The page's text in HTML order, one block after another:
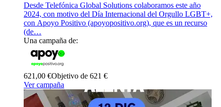
Desde Telefónica Global Solutions colaboramos este año
2024, con motivo del Día Internacional del Orgullo LGBT+,
con Apoyo Positivo (apoyopositivo.org), que es un recurso
(de…
Una campaña de:
621,00 €Objetivo de 621 €
Ver campaña